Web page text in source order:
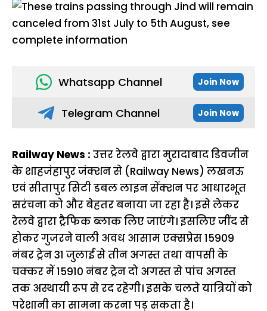
Whatsapp Channel Join Now
Telegram Channel Join Now
Railway News : उत्तर रेलवे द्वारा मुरादाबाद डिवजीन
के शाहजंहापुर जंक्शन से (Railway News) लखनऊ
एवं सीतापुर सिटी डबल लाइन सेंक्शन पर आधारभूत
सरंचना को और बेहतर बनाया जा रहा है। इसे लेकर
रेलवे द्वारा ट्रैफिक ब्लाक लिए जाएंगे। इसलिए जींद से
होकर गुजरने वाली अवध आसाम एक्सप्रेस 15909
नंबर ट्रेन 31 जुलाई से तीन अगस्त तथा वापसी के
चक्कर में 15910 नंबर ट्रेन दो अगस्त से पांच अगस्त
तक अस्थायी रूप से रद रहेगी। इसके चलते यात्रियों को
परेशानी का सामना करना पड़ सकता है।